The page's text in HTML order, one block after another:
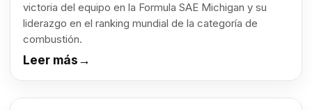
victoria del equipo en la Formula SAE Michigan y su
liderazgo en el ranking mundial de la categoría de
combustión.
Leer más→